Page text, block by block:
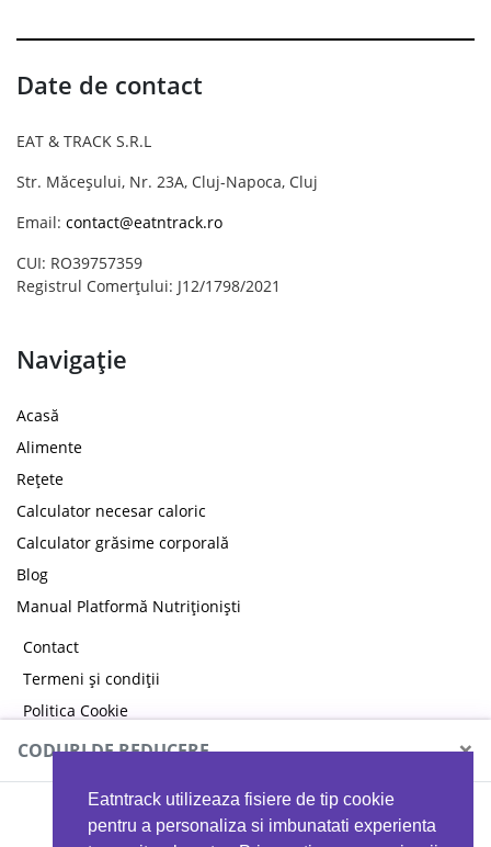
Eatntrack utilizeaza fisiere de tip cookie
pentru a personaliza si imbunatati experienta
Date de contact
EAT & TRACK S.R.L
Str. Măceșului, Nr. 23A, Cluj-Napoca, Cluj
Email: contact@eatntrack.ro
CUI: RO39757359
Registrul Comerțului: J12/1798/2021
Navigație
Acasă
Alimente
Rețete
Calculator necesar caloric
Calculator grăsime corporală
Blog
Manual Platformă Nutriționiști
Contact
Termeni și condiții
Politica Cookie
Politica de confidențialitate
CODURI DE REDUCERE ×
MYPROTEIN